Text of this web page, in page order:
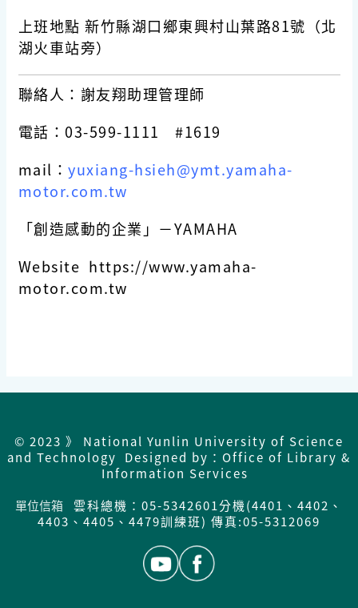
上班地點 新竹縣湖口鄉東興村山葉路81號（北
湖火車站旁）
聯絡人：謝友翔助理管理師
電話：03-599-1111 #1619
mail： yuxiang-hsieh@ymt.yamaha-
motor.com.tw
「創造感動的企業」－YAMAHA
Website https://www.yamaha-
motor.com.tw
© 2023 》 National Yunlin University of Science
and Technology Designed by：Office of Library &
Information Services
單位信箱
雲科總機：05-5342601分機(4401、4402、
4403、4405、4479訓練班) 傳真:05-5312069